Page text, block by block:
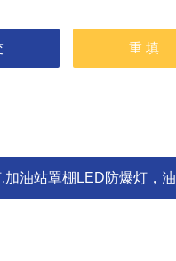
罩棚LED防爆灯，油站LED防爆灯